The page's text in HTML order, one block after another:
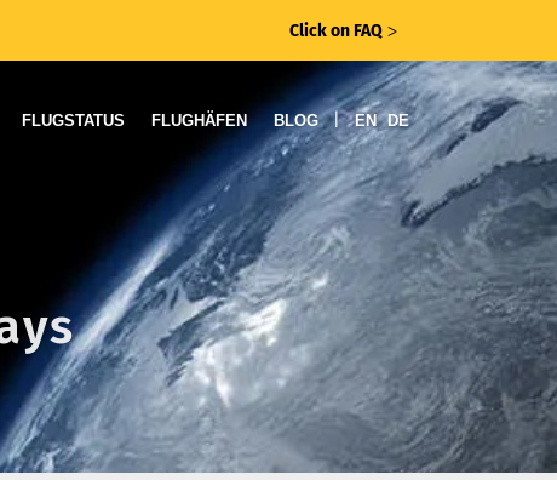
Click on FAQ ᐳ
FLUGSTATUS FLUGHÄFEN BLOG | EN DE